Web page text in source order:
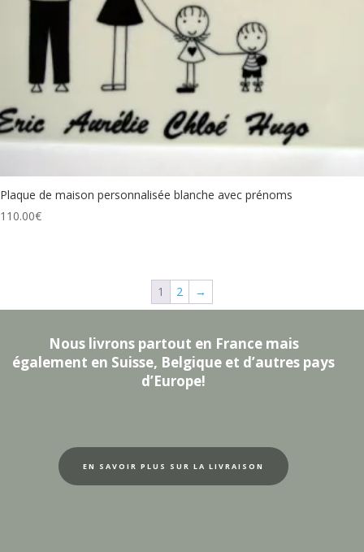
Plaque de maison personnalisée blanche avec prénoms
110.00€
1 2 →
Nous livrons partout en France mais
également en Suisse, Belgique et d’autres pays
d’Europe!
EN SAVOIR PLUS SUR LA LIVRAISON